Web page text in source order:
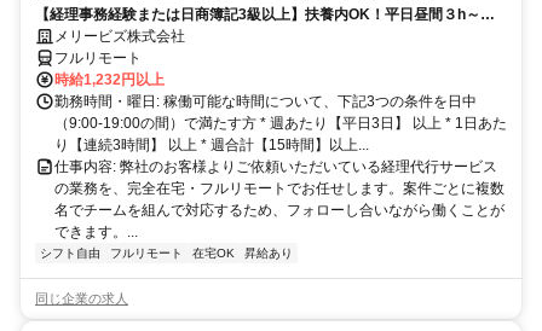
【経理事務経験または日商簿記3級以上】扶養内OK！平日昼間３h～。
完全在宅で育児・介護中の方も大歓迎♪
メリービズ株式会社
フルリモート
時給1,232円以上
勤務時間・曜日: 稼働可能な時間について、下記3つの条件を日中
（9:00-19:00の間）で満たす方 * 週あたり【平日3日】 以上 * 1日あた
り【連続3時間】 以上 * 週合計【15時間】以上...
仕事内容: 弊社のお客様よりご依頼いただいている経理代行サービス
の業務を、完全在宅・フルリモートでお任せします。案件ごとに複数
名でチームを組んで対応するため、フォローし合いながら働くことが
できます。...
シフト自由 フルリモート 在宅OK 昇給あり
同じ企業の求人